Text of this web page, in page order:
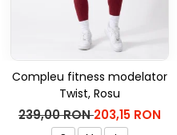
Compleu fitness modelator
Twist, Rosu
239,00 RON203,15 RON